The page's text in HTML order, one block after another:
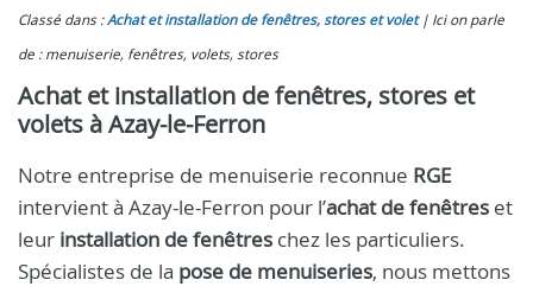
Classé dans :Achat et installation de fenêtres, stores et volet
Ici on parle
de : menuiserie, fenêtres, volets, stores
Achat et installation de fenêtres, stores et
volets à Azay-le-Ferron
Notre entreprise de menuiserie reconnue RGE
intervient à Azay-le-Ferron pour l’achat de fenêtres et
leur installation de fenêtres chez les particuliers.
Spécialistes de la pose de menuiseries, nous mettons